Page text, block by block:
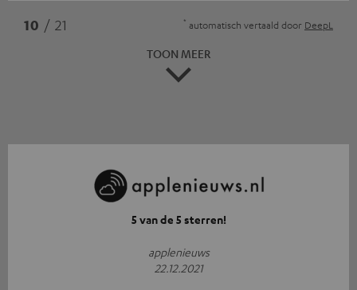
10 / 21 * automatisch vertaald door DeepL
TOON MEER
5 van de 5 sterren!
applenieuws
22.12.2021